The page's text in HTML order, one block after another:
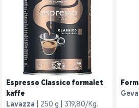
Espresso Classico formalet
kaffe
Lavazza
250 g 319,80/Kg.